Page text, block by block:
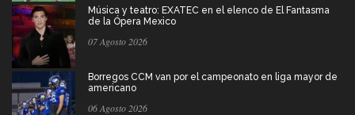
Música y teatro: EXATEC en el elenco de El Fantasma
de la Ópera Mexico
07 Agosto 2026
Borregos CCM van por el campeonato en liga mayor de
americano
06 Agosto 2026